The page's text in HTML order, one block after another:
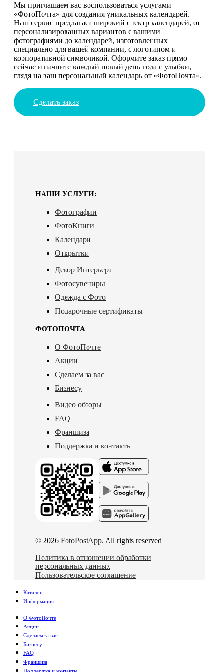
Мы приглашаем вас воспользоваться услугами
«ФотоПочта» для создания уникальных календарей.
Наш сервис предлагает широкий спектр календарей, от
персонализированных вариантов с вашими
фотографиями до календарей, изготовленных
специально для вашей компании, с логотипом и
корпоративной символикой. Оформите заказ прямо
сейчас и начните каждый новый день года с улыбки,
глядя на ваш персональный календарь от «ФотоПочта».
Сделать заказ
НАШИ УСЛУГИ:
Фотографии
ФотоКниги
Календари
Открытки
Декор Интерьера
Фотосувениры
Одежда с Фото
Подарочные сертификаты
ФОТОПОЧТА
О ФотоПочте
Акции
Сделаем за вас
Бизнесу
Видео обзоры
FAQ
Франшиза
Поддержка и контакты
© 2026 FotoPostApp. All rights reserved
Политика в отношении обработки
персональных данных
Пользовательское соглашение
Каталог
Информация
О ФотоПочте
Акции
Сделаем за вас
Бизнесу
FAQ
Франшиза
Поддержка и контакты